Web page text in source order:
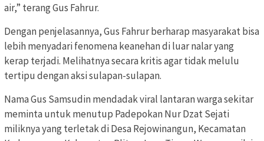
air,” terang Gus Fahrur.
Dengan penjelasannya, Gus Fahrur berharap masyarakat bisa
lebih menyadari fenomena keanehan di luar nalar yang
kerap terjadi. Melihatnya secara kritis agar tidak melulu
tertipu dengan aksi sulapan-sulapan.
Nama Gus Samsudin mendadak viral lantaran warga sekitar
meminta untuk menutup Padepokan Nur Dzat Sejati
miliknya yang terletak di Desa Rejowinangun, Kecamatan